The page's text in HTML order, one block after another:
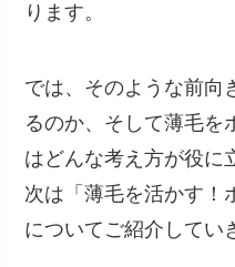
ります。
では、そのような前向
るのか、そして薄毛を
はどんな考え方が役に
次は「薄毛を活かす！
についてご紹介してい